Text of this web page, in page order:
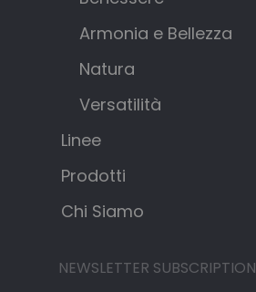
Armonia e Bellezza
Natura
Versatilità
Linee
Prodotti
Chi Siamo
NEWSLETTER SUBSCRIPTION